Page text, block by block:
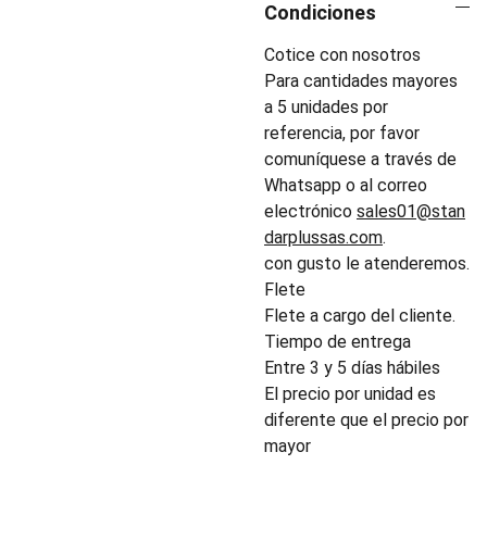
Condiciones
Cotice con nosotros
Para cantidades mayores
a 5 unidades por
referencia, por favor
comuníquese a través de
Whatsapp o al correo
electrónico sales01@stan
darplussas.com.
con gusto le atenderemos.
Flete
Flete a cargo del cliente.
Tiempo de entrega
Entre 3 y 5 días hábiles
El precio por unidad es
diferente que el precio por
mayor